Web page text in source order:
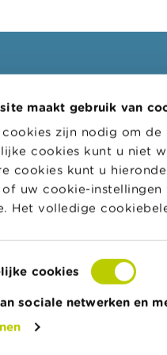
maakt gebruik van
cookies zijn nodig om
cookies kunt u niet
cookies kunt u
uw cookie-instellingen
Het volledige
cookies
sociale netwerken en
Doelgroepen
Thema's
Digitaal loket
Administratieve
College van toezicht